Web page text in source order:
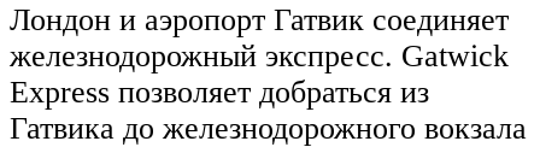
Лондон и аэропорт Гатвик соединяет
железнодорожный экспресс. Gatwick
Express позволяет добраться из
Гатвика до железнодорожного вокзала